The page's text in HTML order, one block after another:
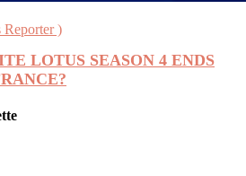
Reporter )
LOTUS SEASON 4 ENDS